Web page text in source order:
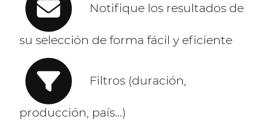
Notifique los resultados de
su selección de forma fácil y eficiente
Filtros (duración,
producción, país...)